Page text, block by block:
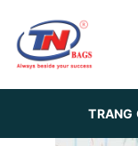
content
TRANG